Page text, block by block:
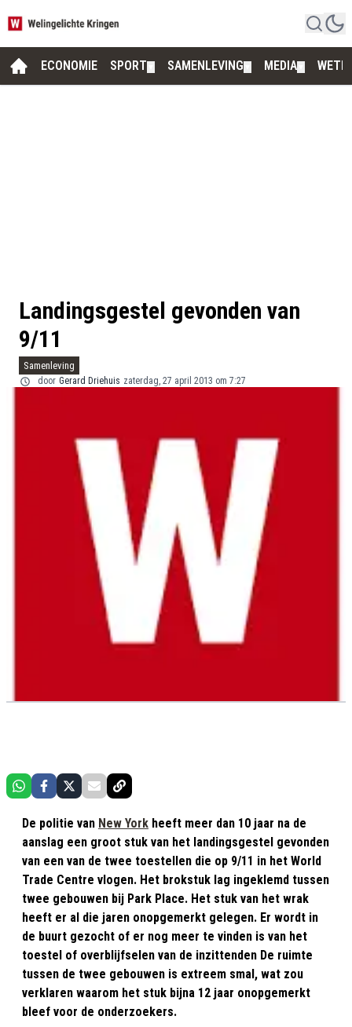
ECONOMIE SPORT SAMENLEVING MEDIA
Landingsgestel gevonden van
9/11
Samenleving
door Gerard Driehuis zaterdag, 27 april 2013 om 7:27
De politie van New York heeft meer dan 10 jaar na de
aanslag een groot stuk van het landingsgestel gevonden
van een van de twee toestellen die op 9/11 in het World
Trade Centre vlogen. Het brokstuk lag ingeklemd tussen
twee gebouwen bij Park Place. Het stuk van het wrak
heeft er al die jaren onopgemerkt gelegen. Er wordt in
de buurt gezocht of er nog meer te vinden is van het
toestel of overblijfselen van de inzittenden De ruimte
tussen de twee gebouwen is extreem smal, wat zou
verklaren waarom het stuk bijna 12 jaar onopgemerkt
bleef voor de onderzoekers.